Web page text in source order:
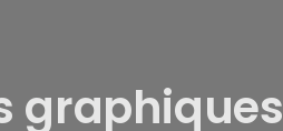
graphiques